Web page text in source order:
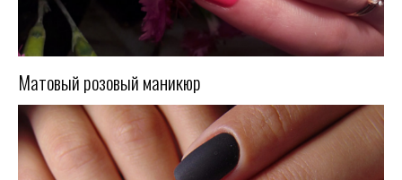
Матовый розовый маникюр